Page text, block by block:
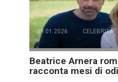
09.01.2026
CELEBRITÀ
Beatrice Arnera
racconta mesi di